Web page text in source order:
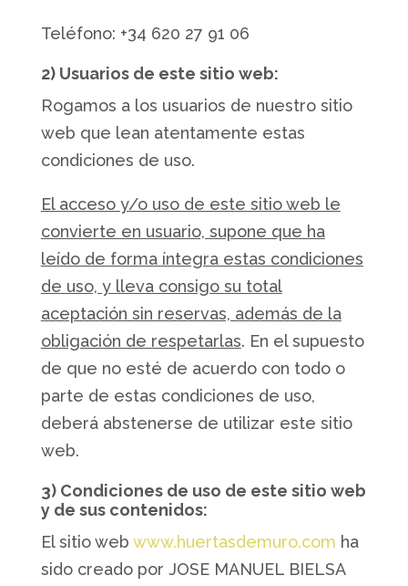
Teléfono: +34 620 27 91 06
2) Usuarios de este sitio web:
Rogamos a los usuarios de nuestro sitio
web que lean atentamente estas
condiciones de uso.
El acceso y/o uso de este sitio web le
convierte en usuario, supone que ha
leído de forma íntegra estas condiciones
de uso, y lleva consigo su total
aceptación sin reservas, además de la
obligación de respetarlas. En el supuesto
de que no esté de acuerdo con todo o
parte de estas condiciones de uso,
deberá abstenerse de utilizar este sitio
web.
3) Condiciones de uso de este sitio web
y de sus contenidos:
El sitio web www.huertasdemuro.com ha
sido creado por JOSE MANUEL BIELSA